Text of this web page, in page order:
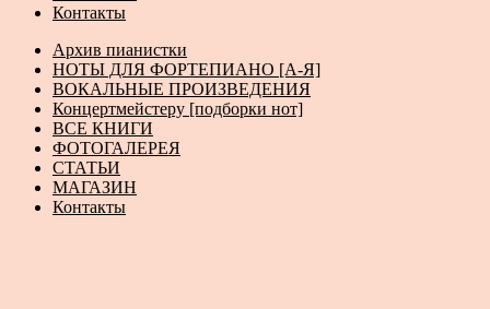
Контакты
Архив пианистки
НОТЫ ДЛЯ ФОРТЕПИАНО [А-Я]
ВОКАЛЬНЫЕ ПРОИЗВЕДЕНИЯ
Концертмейстеру [подборки нот]
ВСЕ КНИГИ
ФОТОГАЛЕРЕЯ
СТАТЬИ
МАГАЗИН
Контакты